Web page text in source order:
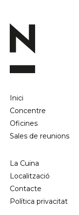
Inici
Concentre
Oficines
Sales de reunions
La Cuina
Localització
Contacte
Política privacitat